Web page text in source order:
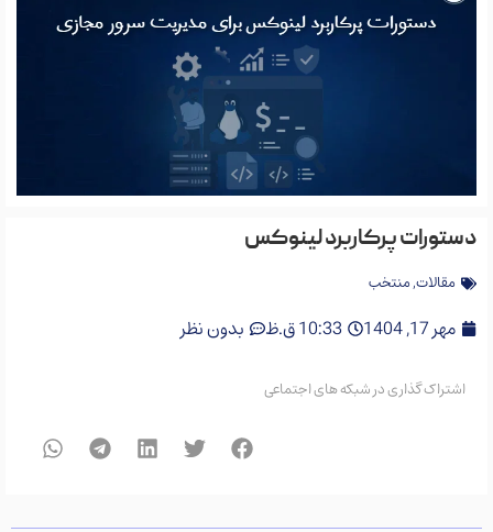
پرکاربرد لینوکس
,منتخب
17, 1404 10:33 ق.ظ بدون نظر
گذاری در شبکه های اجتماعی